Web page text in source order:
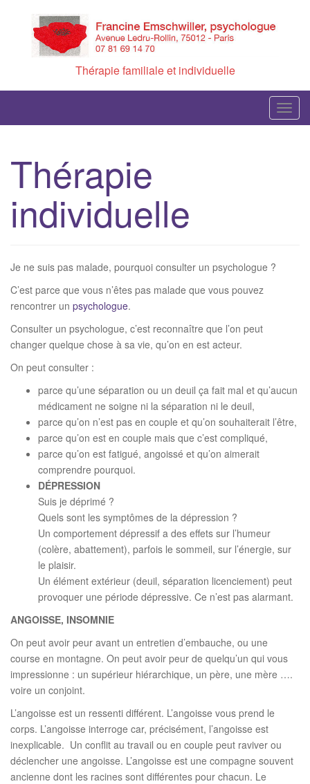
Thérapie familiale et individuelle
T
o
Thérapie
individuelle
Je ne suis pas malade, pourquoi consulter un psychologue ?
C’est parce que vous n’êtes pas malade que vous pouvez
rencontrer un psychologue.
Consulter un psychologue, c’est reconnaître que l’on peut
changer quelque chose à sa vie, qu’on en est acteur.
On peut consulter :
parce qu’une séparation ou un deuil ça fait mal et qu’aucun
médicament ne soigne ni la séparation ni le deuil,
parce qu’on n’est pas en couple et qu’on souhaiterait l’être,
parce qu’on est en couple mais que c’est compliqué,
parce qu’on est fatigué, angoissé et qu’on aimerait
comprendre pourquoi.
DÉPRESSION
Suis je déprimé ?
Quels sont les symptômes de la dépression ?
Un comportement dépressif a des effets sur l’humeur
(colère, abattement), parfois le sommeil, sur l’énergie, sur
le plaisir.
Un élément extérieur (deuil, séparation licenciement) peut
provoquer une période dépressive. Ce n’est pas alarmant.
ANGOISSE, INSOMNIE
On peut avoir peur avant un entretien d’embauche, ou une
course en montagne. On peut avoir peur de quelqu’un qui vous
impressionne : un supérieur hiérarchique, un père, une mère ….
voire un conjoint.
L’angoisse est un ressenti différent. L’angoisse vous prend le
corps. L’angoisse interroge car, précisément, l’angoisse est
inexplicable. Un conflit au travail ou en couple peut raviver ou
déclencher une angoisse. L’angoisse est une compagne souvent
ancienne dont les racines sont différentes pour chacun. Le